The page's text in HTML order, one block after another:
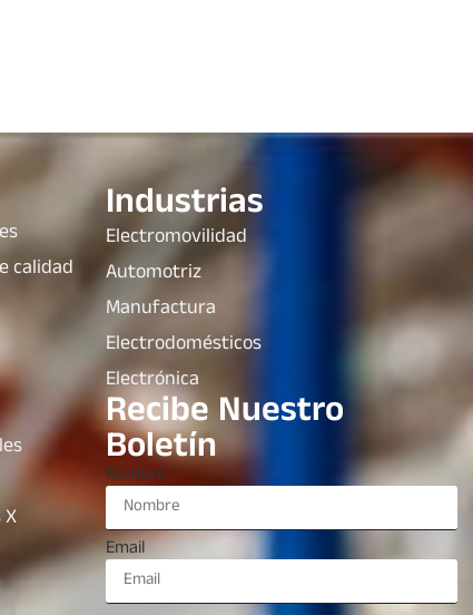
calidad
Industrias
Electromovilidad
Automotriz
Manufactura
Electrodomésticos
Electrónica
Recibe Nuestro
Boletín
Nombre
Email